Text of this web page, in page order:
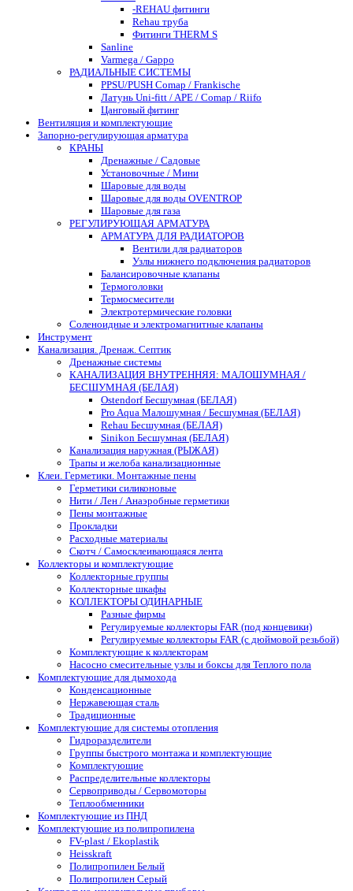
-REHAU фитинги
Rehau труба
Фитинги THERM S
Sanline
Varmega / Gappo
РАДИАЛЬНЫЕ СИСТЕМЫ
PPSU/PUSH Comap / Frankische
Латунь Uni-fitt / APE / Comap / Riifo
Цанговый фитинг
Вентиляция и комплектующие
Запорно-регулирующая арматура
КРАНЫ
Дренажные / Садовые
Установочные / Мини
Шаровые для воды
Шаровые для воды OVENTROP
Шаровые для газа
РЕГУЛИРУЮЩАЯ АРМАТУРА
АРМАТУРА ДЛЯ РАДИАТОРОВ
Вентили для радиаторов
Узлы нижнего подключения радиаторов
Балансировочные клапаны
Термоголовки
Термосмесители
Электротермические головки
Соленоидные и электромагнитные клапаны
Инструмент
Канализация. Дренаж. Септик
Дренажные системы
КАНАЛИЗАЦИЯ ВНУТРЕННЯЯ: МАЛОШУМНАЯ /
БЕСШУМНАЯ (БЕЛАЯ)
Ostendorf Бесшумная (БЕЛАЯ)
Pro Aqua Малошумная / Бесшумная (БЕЛАЯ)
Rehau Бесшумная (БЕЛАЯ)
Sinikon Бесшумная (БЕЛАЯ)
Канализация наружная (РЫЖАЯ)
Трапы и желоба канализационные
Клеи. Герметики. Монтажные пены
Герметики силиконовые
Нити / Лен / Анаэробные герметики
Пены монтажные
Прокладки
Расходные материалы
Скотч / Самосклеивающаяся лента
Коллекторы и комплектующие
Коллекторные группы
Коллекторные шкафы
КОЛЛЕКТОРЫ ОДИНАРНЫЕ
Разные фирмы
Регулируемые коллекторы FAR (под концевики)
Регулируемые коллекторы FAR (с дюймовой резьбой)
Комплектующие к коллекторам
Насосно смесительные узлы и боксы для Теплого пола
Комплектующие для дымохода
Конденсационные
Нержавеющая сталь
Традиционные
Комплектующие для системы отопления
Гидроразделители
Группы быстрого монтажа и комплектующие
Комплектующие
Распределительные коллекторы
Сервоприводы / Сервомоторы
Теплообменники
Комплектующие из ПНД
Комплектующие из полипропилена
FV-plast / Ekoplastik
Heisskraft
Полипропилен Белый
Полипропилен Серый